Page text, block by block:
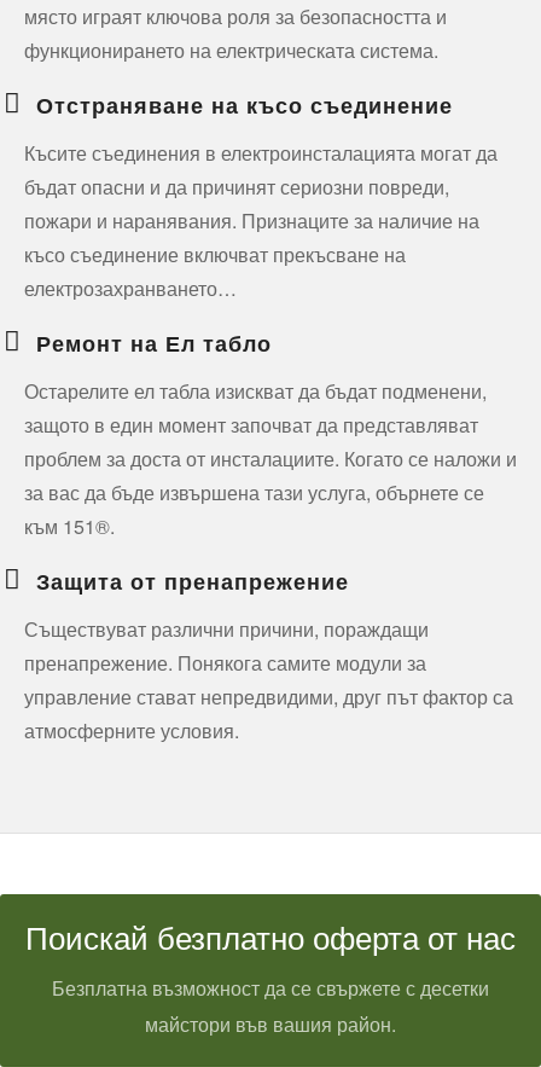
място играят ключова роля за безопасността и
функционирането на електрическата система.
Отстраняване на късо съединение
Късите съединения в електроинсталацията могат да
бъдат опасни и да причинят сериозни повреди,
пожари и наранявания. Признаците за наличие на
късо съединение включват прекъсване на
електрозахранването…
Ремонт на Ел табло
Остарелите ел табла изискват да бъдат подменени,
защото в един момент започват да представляват
проблем за доста от инсталациите. Когато се наложи и
за вас да бъде извършена тази услуга, обърнете се
към 151®.
Защита от пренапрежение
Съществуват различни причини, пораждащи
пренапрежение. Понякога самите модули за
управление стават непредвидими, друг път фактор са
атмосферните условия.
Поискай безплатно оферта от нас
Безплатна възможност да се свържете с десетки
майстори във вашия район.